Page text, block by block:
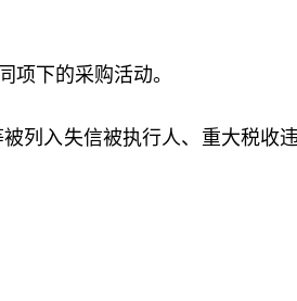
项下的采购活动。
被列入失信被执行人、重大税收